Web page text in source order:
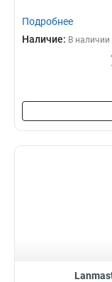
Подробнее
Наличие: В наличии